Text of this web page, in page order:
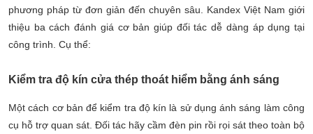
phương pháp từ đơn giản đến chuyên sâu. Kandex Việt Nam giới
thiệu ba cách đánh giá cơ bản giúp đối tác dễ dàng áp dụng tại
công trình. Cụ thể:
Kiểm tra độ kín cửa thép thoát hiểm bằng ánh sáng
Một cách cơ bản để kiểm tra độ kín là sử dụng ánh sáng làm công
cụ hỗ trợ quan sát. Đối tác hãy cầm đèn pin rồi rọi sát theo toàn bộ